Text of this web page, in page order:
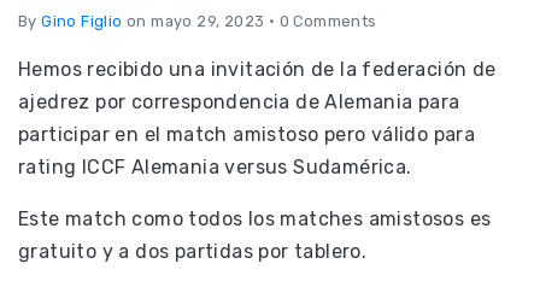
ByGino Figlio on mayo 29, 2023 • 0 Comments
Hemos recibido una invitación de la federación de
ajedrez por correspondencia de Alemania para
participar en el match amistoso pero válido para
rating ICCF Alemania versus Sudamérica.
Este match como todos los matches amistosos es
gratuito y a dos partidas por tablero.